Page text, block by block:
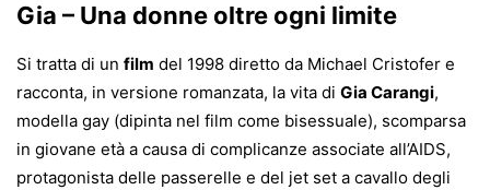
Gia – Una donne oltre ogni limite
Si tratta di un film del 1998 diretto da Michael Cristofer e
racconta, in versione romanzata, la vita di Gia Carangi,
modella gay (dipinta nel film come bisessuale), scomparsa
in giovane età a causa di complicanze associate all’AIDS,
protagonista delle passerelle e del jet set a cavallo degli